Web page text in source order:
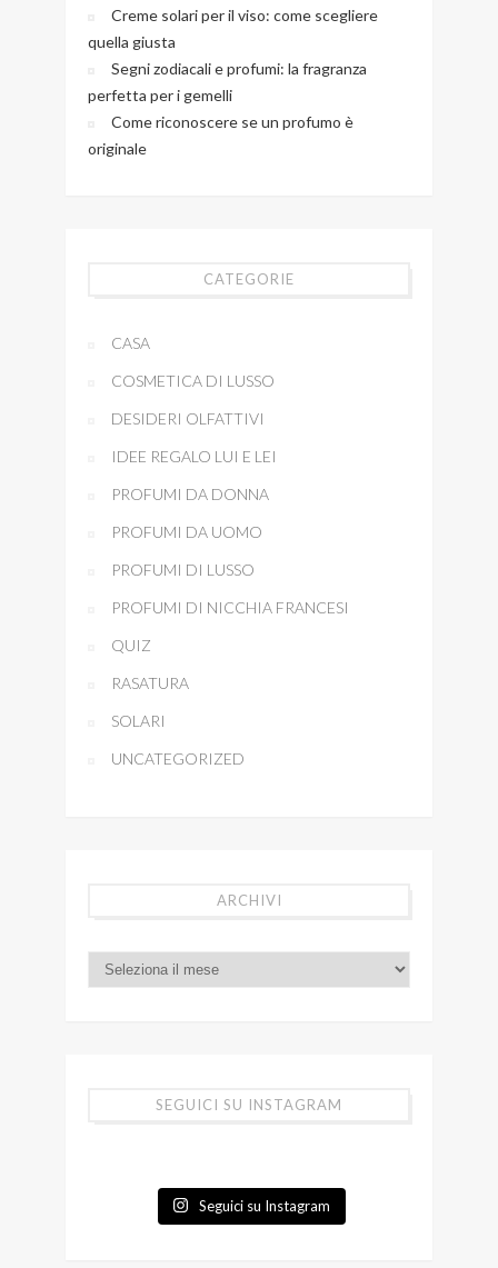
Creme solari per il viso: come scegliere
quella giusta
Segni zodiacali e profumi: la fragranza
perfetta per i gemelli
Come riconoscere se un profumo è
originale
CATEGORIE
CASA
COSMETICA DI LUSSO
DESIDERI OLFATTIVI
IDEE REGALO LUI E LEI
PROFUMI DA DONNA
PROFUMI DA UOMO
PROFUMI DI LUSSO
PROFUMI DI NICCHIA FRANCESI
QUIZ
RASATURA
SOLARI
UNCATEGORIZED
ARCHIVI
SEGUICI SU INSTAGRAM
Seguici su Instagram